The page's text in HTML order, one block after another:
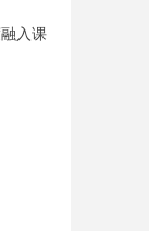
入课